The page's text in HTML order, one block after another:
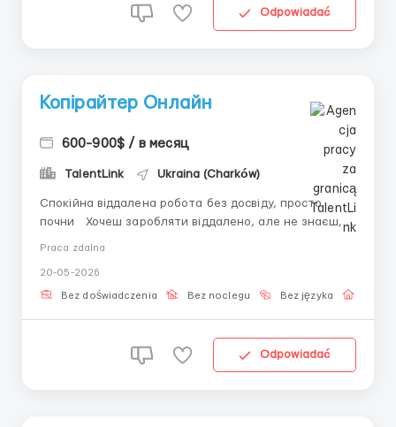
Odpowiadać
Копірайтер Онлайн
600-900$ / в месяц
TalentLink Ukraina (Charków)
Спокійна віддалена робота без досвіду, просто
почни Хочеш заробляти віддалено, але не знаєш, з
Підходить новачкам Умови: Зручний графік: працюй
у комфортний для себе час Віддалено, ...
Praca zdalna
20-05-2026
Bez doświadczenia Bez noclegu Bez języka
Odpowiadać